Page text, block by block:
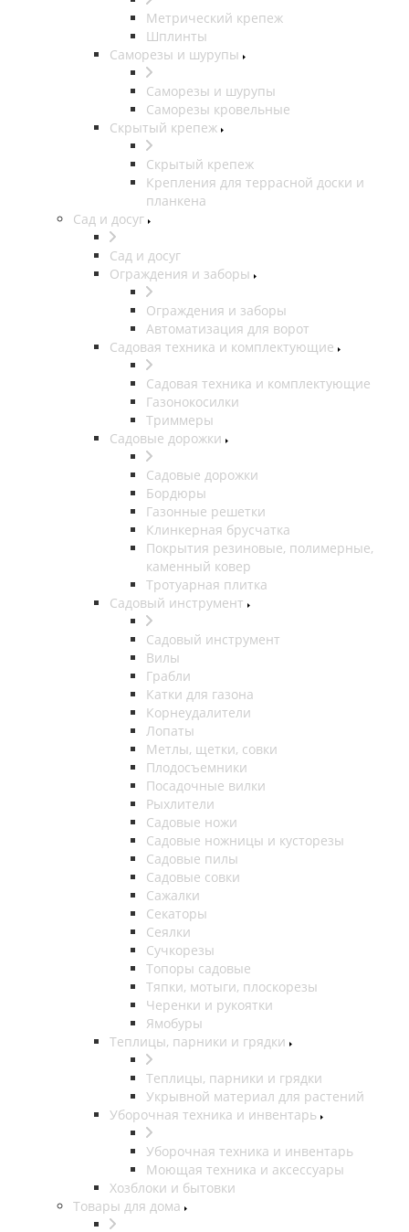
Метрический крепеж
Шплинты
Саморезы и шурупы
Саморезы и шурупы
Саморезы кровельные
Скрытый крепеж
Скрытый крепеж
Крепления для террасной доски и
планкена
Сад и досуг
Сад и досуг
Ограждения и заборы
Ограждения и заборы
Автоматизация для ворот
Садовая техника и комплектующие
Садовая техника и комплектующие
Газонокосилки
Триммеры
Садовые дорожки
Садовые дорожки
Бордюры
Газонные решетки
Клинкерная брусчатка
Покрытия резиновые, полимерные,
каменный ковер
Тротуарная плитка
Садовый инструмент
Садовый инструмент
Вилы
Грабли
Катки для газона
Корнеудалители
Лопаты
Метлы, щетки, совки
Плодосъемники
Посадочные вилки
Рыхлители
Садовые ножи
Садовые ножницы и кусторезы
Садовые пилы
Садовые совки
Сажалки
Секаторы
Сеялки
Сучкорезы
Топоры садовые
Тяпки, мотыги, плоскорезы
Черенки и рукоятки
Ямобуры
Теплицы, парники и грядки
Теплицы, парники и грядки
Укрывной материал для растений
Уборочная техника и инвентарь
Уборочная техника и инвентарь
Моющая техника и аксессуары
Хозблоки и бытовки
Товары для дома